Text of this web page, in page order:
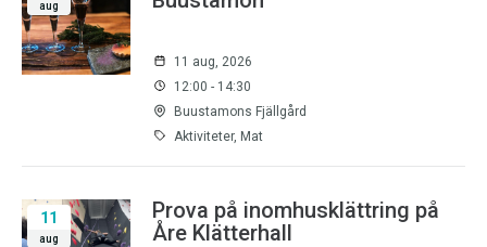
aug
11 aug, 2026
12:00 - 14:30
Buustamons Fjällgård
Aktiviteter, Mat
11
aug
Prova på inomhusklättring på
Åre Klätterhall